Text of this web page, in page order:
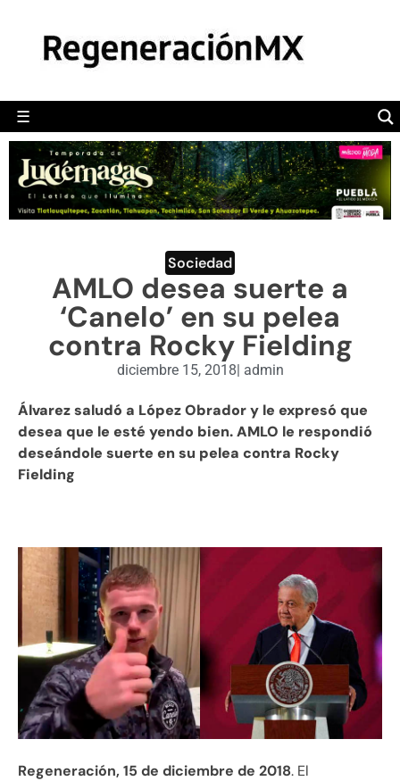
☰
POLÍTICA
CAMALEÓN
OPINIÓN
DEPORTES
ENGLISH SECTION
VIDEOS
Sociedad
AMLO desea suerte a
‘Canelo’ en su pelea
contra Rocky Fielding
diciembre 15, 2018| admin
Álvarez saludó a López Obrador y le expresó que
desea que le esté yendo bien. AMLO le respondió
deseándole suerte en su pelea contra Rocky
Fielding
Regeneración, 15 de diciembre de 2018. El